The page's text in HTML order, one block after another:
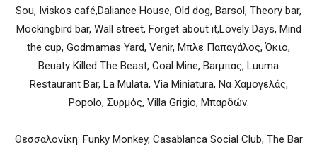
Sou, Iviskos café,Daliance House, Old dog, Barsol, Theory bar,
Mockingbird bar, Wall street, Forget about it,Lovely Days, Mind
the cup, Godmamas Yard, Venir, Μπλε Παπαγάλος, Όκιο,
Beuaty Killed The Beast, Coal Mine, Barμπας, Luuma
Restaurant Bar, La Mulata, Via Miniatura, Να Χαμογελάς,
Popolo, Συρμός, Villa Grigio, Μπαρδών.
Θεσσαλονίκη: Funky Monkey, Casablanca Social Club, The Bar